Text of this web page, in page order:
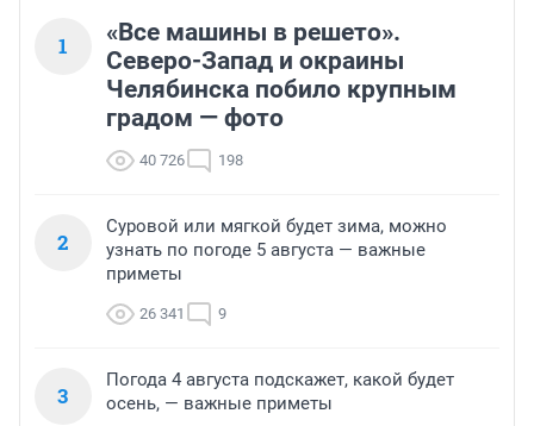
1
«Все машины в решето».
Северо-Запад и окраины
Челябинска побило крупным
градом — фото
40 726 198
2
Суровой или мягкой будет зима, можно
узнать по погоде 5 августа — важные
приметы
26 341 9
3
Погода 4 августа подскажет, какой будет
осень, — важные приметы